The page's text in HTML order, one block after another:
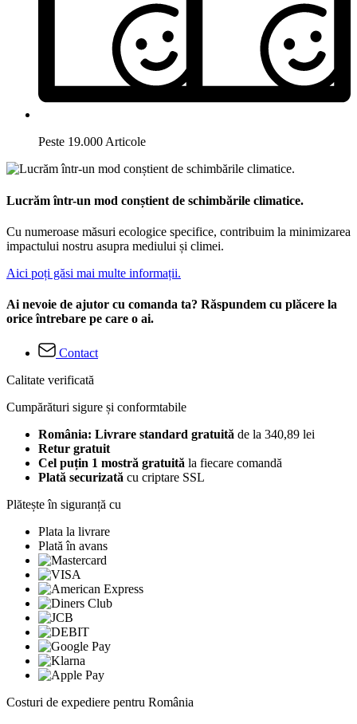
Peste 19.000 Articole
Lucrăm într-un mod conștient de schimbările climatice.
Cu numeroase măsuri ecologice specifice, contribuim la minimizarea
impactului nostru asupra mediului și climei.
Aici poți găsi mai multe informații.
Ai nevoie de ajutor cu comanda ta? Răspundem cu plăcere la
orice întrebare pe care o ai.
Contact
Calitate verificată
Cumpărături sigure și conformtabile
România: Livrare standard gratuită de la 340,89 lei
Retur gratuit
Cel puțin 1 mostră gratuită la fiecare comandă
Plată securizată cu criptare SSL
Plătește în siguranță cu
Plata la livrare
Plată în avans
Costuri de expediere pentru România